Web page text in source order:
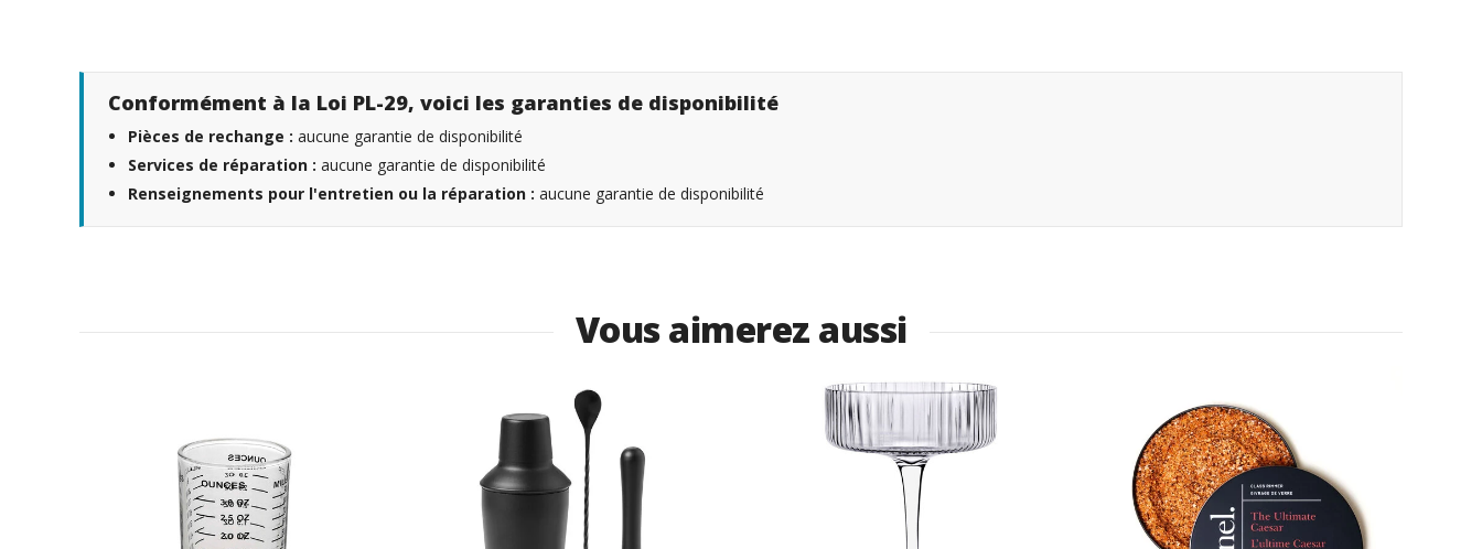
Conformément à la Loi PL-29, voici les garanties de disponibilité
Pièces de rechange : aucune garantie de disponibilité
Services de réparation : aucune garantie de disponibilité
Renseignements pour l'entretien ou la réparation : aucune garantie de disponibilité
Vous aimerez aussi